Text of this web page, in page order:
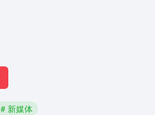
# 新媒体